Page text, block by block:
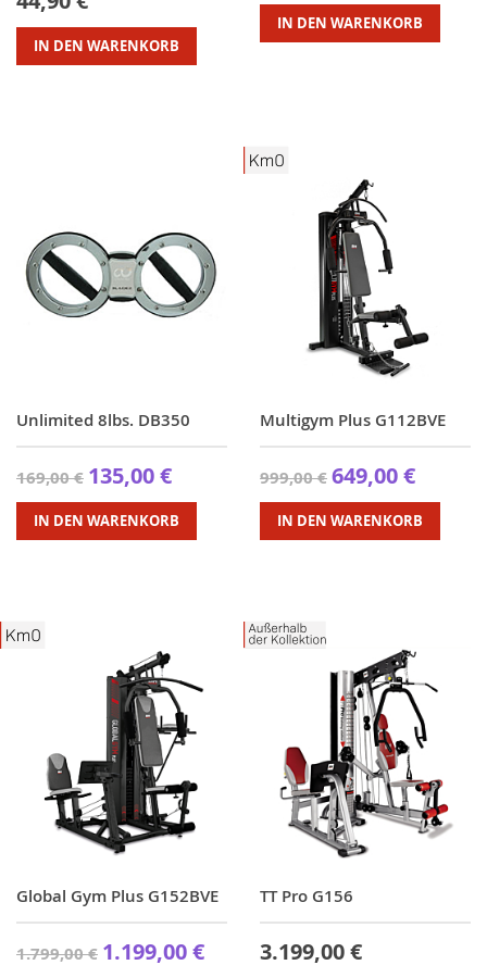
IN DEN WARENKORB
IN DEN WARENKORB
Unlimited 8lbs. DB350
169,00 € 135,00 €
IN DEN WARENKORB
Multigym Plus G112BVE
999,00 €649,00 €
IN DEN WARENKORB
Global Gym Plus G152BVE
1.799,00 € 1.199,00 €
TT Pro G156
3.199,00 €